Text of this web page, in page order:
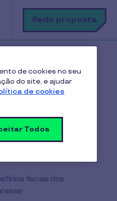
Pesquisa
Pedir proposta
los)
fiscais dos
de cookies no seu
do site, e ajudar
de cookies
Todos